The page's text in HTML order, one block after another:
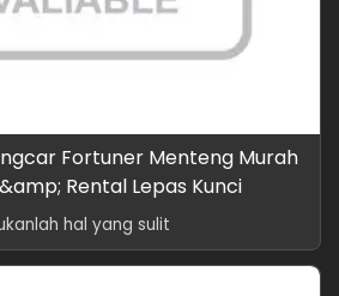
Fortuner Menteng Murah
Rental Lepas Kunci
hal yang sulit